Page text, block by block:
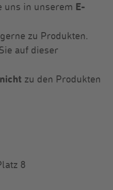
uns in unserem E-
zu Produkten.
auf dieser
nicht zu den Produkten
8